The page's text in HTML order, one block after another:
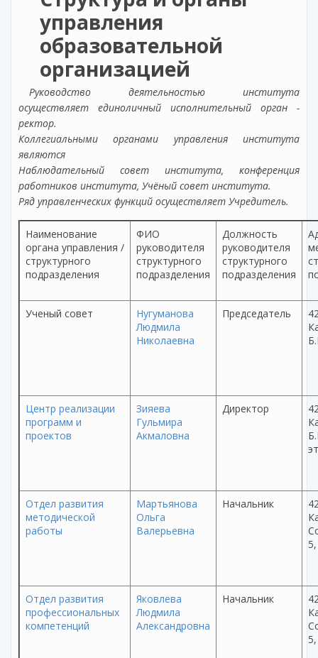
управления
образовательной
организацией
Руководство деятельностью института
осуществляет единоличный исполнительный орган -
ректор.
Коллегиальными органами управления института
являются
Наблюдательный совет института, конференция
работников института, Учёный совет института.
Ряд управленческих функций осуществляет Учредитель.
Наименование
органа управления /
структурного
подразделения
ФИО
руководителя
структурного
подразделения
Должность
руководителя
структурного
подразделения
Ученый совет
Нугуманова
Людмила
Николаевна
Председатель
Центр реализации
программ и
проектов
Зияева
Гульмира
Акмаловна
Директор
Отдел развития
методической
работы
Мартьянова
Ольга
Валерьевна
Начальник
Отдел развития
профессиональных
компетенций
Яковлева
Людмила
Александровна
Начальник